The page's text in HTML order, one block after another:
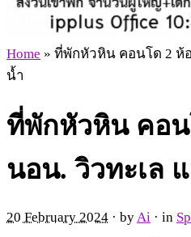
Home » ที่พักหัวหิน คอนโด 2 ห้
น้ำ
ที่พักหัวหิน คอน
นอน. วิวทะเล
20 February 2024 · byAi · in